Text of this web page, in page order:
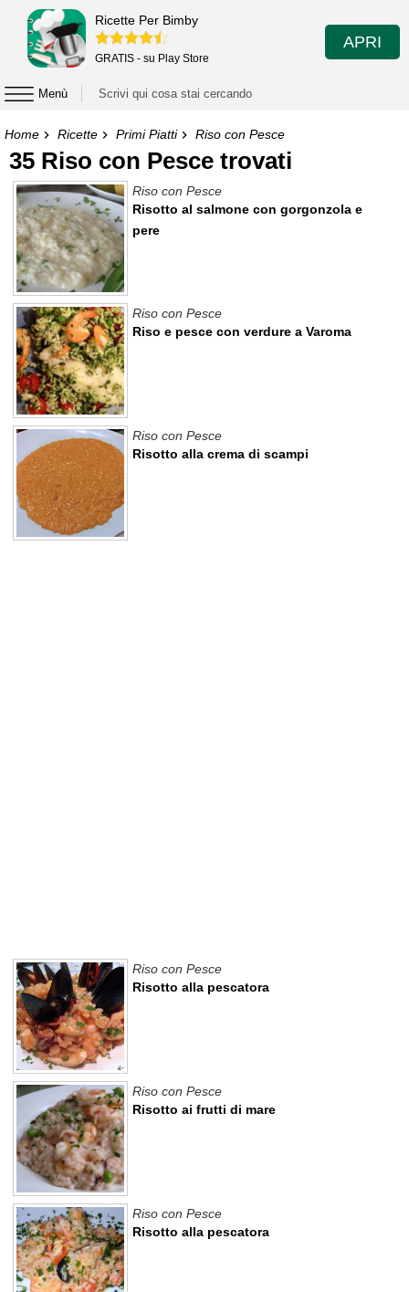
Ricette Per Bimby
GRATIS - su Play Store
APRI
Menù
Home Ricette Primi Piatti Riso con Pesce
35 Riso con Pesce trovati
Risotto al salmone con gorgonzola e
pere
Riso con Pesce
Riso e pesce con verdure a Varoma
Riso con Pesce
Risotto alla crema di scampi
Riso con Pesce
Risotto alla pescatora
Riso con Pesce
Risotto ai frutti di mare
Riso con Pesce
Risotto alla pescatora
Riso con Pesce